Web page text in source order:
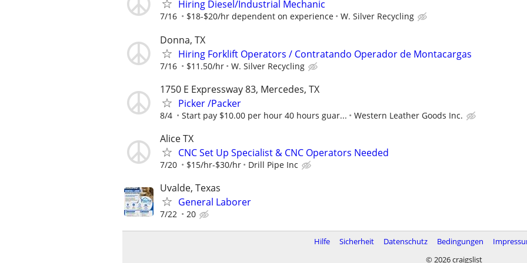
Hiring Diesel/Industrial Mechanic
7/16 $18-$20/hr dependent on experience W. Silver Recycling
Donna, TX
Hiring Forklift Operators / Contratando Operador de Montacargas
7/16 $11.50/hr W. Silver Recycling
1750 E Expressway 83, Mercedes, TX
Picker /Packer
8/4 Start pay $10.00 per hour 40 hours guar... Western Leather Goods Inc.
Alice TX
CNC Set Up Specialist & CNC Operators Needed
7/20 $15/hr-$30/hr Drill Pipe Inc
Uvalde, Texas
General Laborer
7/22 20
Hilfe Sicherheit Datenschutz Bedingungen
© 2026 craigslist